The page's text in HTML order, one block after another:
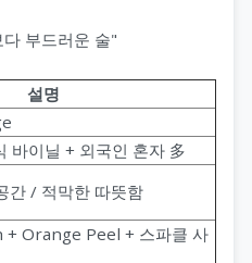
부드러운 술"
설명
바이닐 + 외국인 혼자 多
간 / 적막한 따뜻함
Orange Peel + 스파클 사